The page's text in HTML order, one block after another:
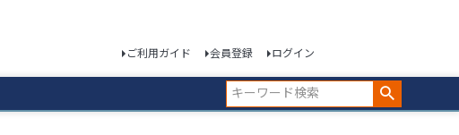
ご利用ガイド 会員登録 ログイン